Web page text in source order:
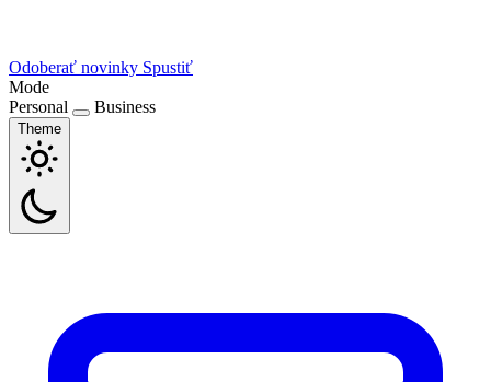
Odoberať novinky Spustiť
Mode
Personal
Business
Theme